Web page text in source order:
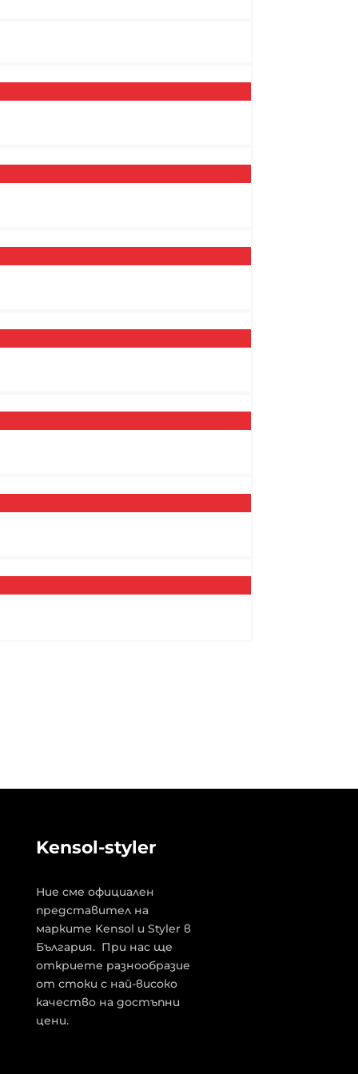
Kensol-styler
Ние сме официален
представител на
марките Kensol и Styler в
България. При нас ще
откриете разнообразие
от стоки с най-високо
качество на достъпни
цени.